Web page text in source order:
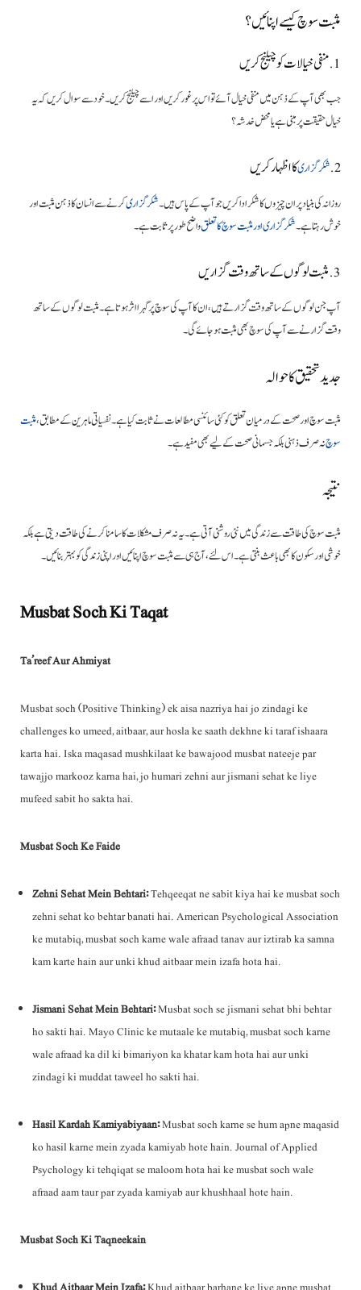
مثبت سوچ کیسے اپنائیں؟
1. منفی خیالات کو چیلنج کریں
جب بھی آپ کے ذہن میں منفی خیال آئے تو اس پر غور کریں اور اسے چیلنج کریں۔ خود سے سوال کریں کہ یہ
خیال حقیقت پر مبنی ہے یا محض خدشہ؟
2. شکرگزاریکا اظہار کریں
روزانہ کی بنیاد پر ان چیزوں کا شکر ادا کریں جو آپ کے پاس ہیں۔شکرگزاریکرنے سے انسان کا ذہن مثبت اور
خوش رہتا ہے۔شکرگزاری اور مثبت سوچ کا تعلقواضح طور پر ثابت ہے۔
3. مثبت لوگوں کے ساتھ وقت گزاریں
آپ جن لوگوں کے ساتھ وقت گزارتے ہیں، ان کا آپ کی سوچ پر گہرا اثر ہوتا ہے۔ مثبت لوگوں کے ساتھ
وقت گزارنے سے آپ کی سوچ بھی مثبت ہو جائے گی۔
جدید تحقیق کا حوالہ
مثبت سوچ اور صحت کے درمیان تعلق کو کئی سائنسی مطالعات نے ثابت کیا ہے۔ نفسیاتی ماہرین کے مطابق،مثبت
سوچنہ صرف ذہنی بلکہ جسمانی صحت کے لیے بھی مفید ہے۔
نتیجہ
مثبت سوچ کی طاقت سے زندگی میں نئی روشنی آتی ہے۔ یہ نہ صرف مشکلات کا سامنا کرنے کی طاقت دیتی ہے بلکہ
خوشی اور سکون کا بھی باعث بنتی ہے۔ اس لئے، آج ہی سے مثبت سوچ اپنائیں اور اپنی زندگی کو بہتر بنائیں۔
Musbat Soch Ki Taqat
Ta’reef Aur Ahmiyat
Musbat soch (Positive Thinking) ek aisa nazriya hai jo zindagi ke
challenges ko umeed, aitbaar, aur hosla ke saath dekhne ki taraf ishaara
karta hai. Iska maqasad mushkilaat ke bawajood musbat nateeje par
tawajjo markooz karna hai, jo humari zehni aur jismani sehat ke liye
mufeed sabit ho sakta hai.
Musbat Soch Ke Faide
Zehni Sehat Mein Behtari:Tehqeeqat ne sabit kiya hai ke musbat soch
zehni sehat ko behtar banati hai. American Psychological Association
ke mutabiq, musbat soch karne wale afraad tanav aur iztirab ka samna
kam karte hain aur unki khud aitbaar mein izafa hota hai.
Jismani Sehat Mein Behtari:Musbat soch se jismani sehat bhi behtar
ho sakti hai. Mayo Clinic ke mutaale ke mutabiq, musbat soch karne
wale afraad ka dil ki bimariyon ka khatar kam hota hai aur unki
zindagi ki muddat taweel ho sakti hai.
Hasil Kardah Kamiyabiyaan:Musbat soch karne se hum apne maqasid
ko hasil karne mein zyada kamiyab hote hain. Journal of Applied
Psychology ki tehqiqat se maloom hota hai ke musbat soch wale
afraad aam taur par zyada kamiyab aur khushhaal hote hain.
Musbat Soch Ki Taqneekain